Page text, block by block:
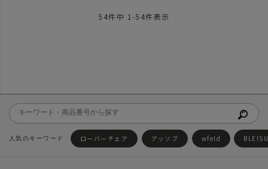
54件中 1 -54件表示
ローバーチェア アッソブ wfeld